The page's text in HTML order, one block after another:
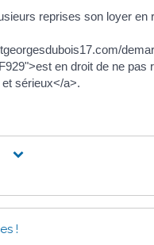
reprises son loyer en
en droit de ne pas
sérieux</a>.
!